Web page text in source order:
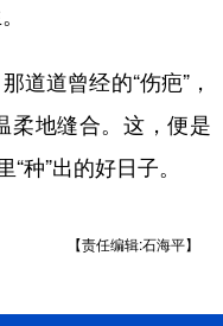
道道曾经的“伤疤”，
柔地缝合。这，便是
种”出的好日子。
【责任编辑:石海平】